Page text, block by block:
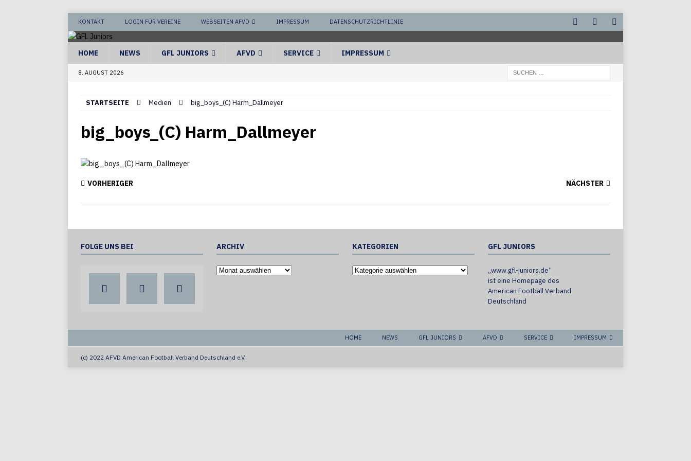
KONTAKT LOGIN FÜR VEREINE WEBSEITEN AFVD IMPRESSUM DATENSCHUTZRICHTLINIE
HOME NEWS GFL JUNIORS AFVD SERVICE IMPRESSUM
8. AUGUST 2026
STARTSEITE Medien big_boys_(C) Harm_Dallmeyer
big_boys_(C) Harm_Dallmeyer
VORHERIGER NÄCHSTER
FOLGE UNS BEI ARCHIV KATEGORIEN GFL JUNIORS
„www.gfl-juniors.de“
ist eine Homepage des
American Football Verband
Deutschland
HOME NEWS GFL JUNIORS AFVD SERVICE IMPRESSUM
(c) 2022 AFVD American Football Verband Deutschland e.V.